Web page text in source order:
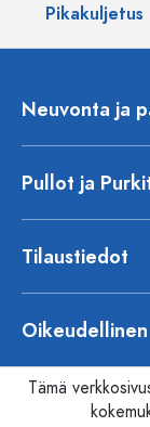
Pikakuljetus
Neuvonta ja
Pullot ja
Tilaustiedot
Oikeudellinen
Tämä